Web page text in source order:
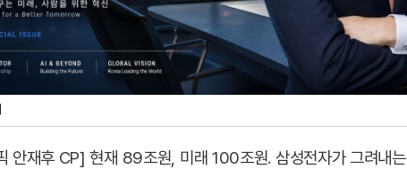
안재후 CP] 현재 89조원, 미래 100조원. 삼성전자가 그려내